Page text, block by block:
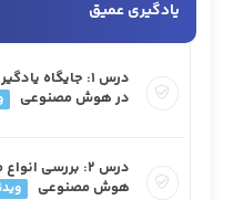
یادگیری عمیق
درس ۱: جایگاه
در هوش مصنوعی
درس ۲: بررسی
هوش مصنوعی